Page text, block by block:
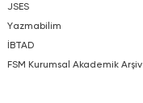
JSES
Yazmabilim
İBTAD
FSM Kurumsal Akademik Arşiv